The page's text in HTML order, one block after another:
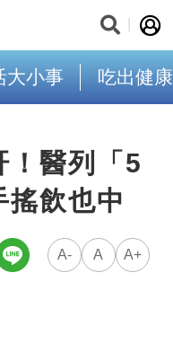
大小事 吃出健康
！醫列「5
搖飲也中
A- A A+